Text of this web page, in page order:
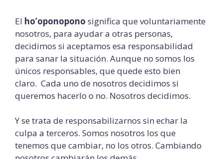
El ho’oponopono significa que voluntariamente
nosotros, para ayudar a otras personas,
decidimos si aceptamos esa responsabilidad
para sanar la situación. Aunque no somos los
únicos responsables, que quede esto bien
claro. Cada uno de nosotros decidimos si
queremos hacerlo o no. Nosotros decidimos.
Y se trata de responsabilizarnos sin echar la
culpa a terceros. Somos nosotros los que
tenemos que cambiar, no los otros. Cambiando